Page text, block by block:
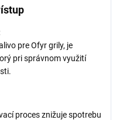
pre Ofyr grily, je
pri správnom využití
proces znižuje spotrebu